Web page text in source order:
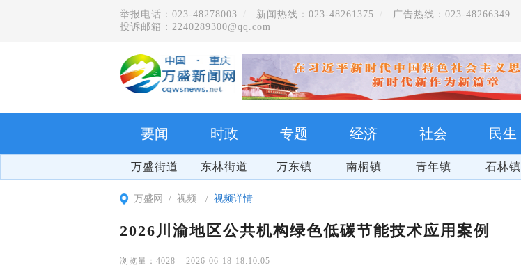
举报电话：023-48278003 新闻热线：023-48261375
广告热线：023-48266349
投诉邮箱：2240289300@qq.com
要闻 时政 专题 经济 社会 民生
万盛街道 东林街道 万东镇 南桐镇 青年镇 石林镇
万盛网 视频 视频详情
2026川渝地区公共机构绿色低碳节能技术应用案例
4028 2026-06-18 18:10:05